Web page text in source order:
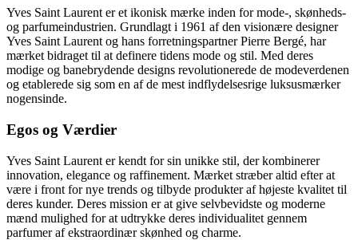
Yves Saint Laurent er et ikonisk mærke inden for mode-, skønheds-
og parfumeindustrien. Grundlagt i 1961 af den visionære designer
Yves Saint Laurent og hans forretningspartner Pierre Bergé, har
mærket bidraget til at definere tidens mode og stil. Med deres
modige og banebrydende designs revolutionerede de modeverdenen
og etablerede sig som en af de mest indflydelsesrige luksusmærker
nogensinde.
Egos og Værdier
Yves Saint Laurent er kendt for sin unikke stil, der kombinerer
innovation, elegance og raffinement. Mærket stræber altid efter at
være i front for nye trends og tilbyde produkter af højeste kvalitet til
deres kunder. Deres mission er at give selvbevidste og moderne
mænd mulighed for at udtrykke deres individualitet gennem
parfumer af ekstraordinær skønhed og charme.